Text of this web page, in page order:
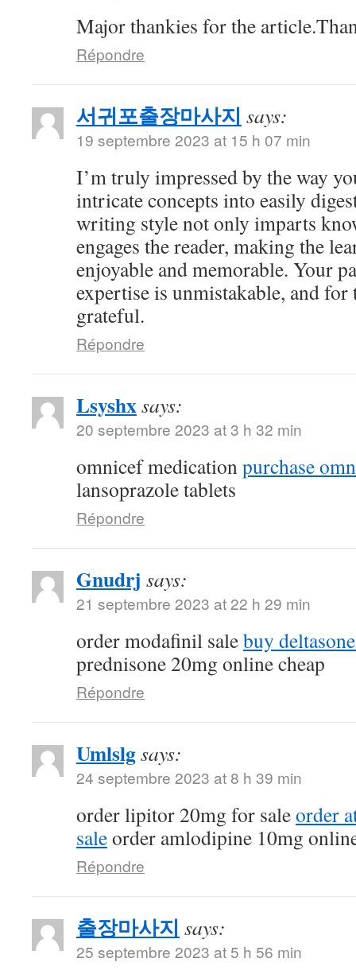
Major thankies for the
Répondre
서귀포출장마사지 says:
19 septembre 2023 at 15 h 07 min
I’m truly impressed by the way
intricate concepts into easily
writing style not only imparts
engages the reader, making the
enjoyable and memorable. Your
expertise is unmistakable, and for
grateful.
Répondre
Lsyshxsays:
20 septembre 2023 at 3 h 32 min
omnicef medicationpurchase
lansoprazole tablets
Répondre
Gnudrj says:
21 septembre 2023 at 22 h 29 min
order modafinil salebuy
prednisone 20mg online cheap
Répondre
Umlslgsays:
24 septembre 2023 at 8 h 39 min
order lipitor 20mg for saleorder
saleorder amlodipine 10mg
Répondre
출장마사지 says:
25 septembre 2023 at 5 h 56 min